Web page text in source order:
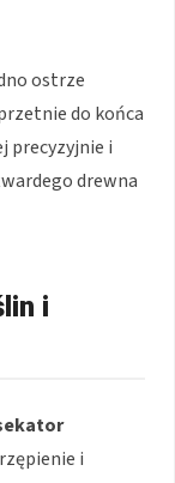
ostrze
do końca
precyzyjnie i
drewna
i
i